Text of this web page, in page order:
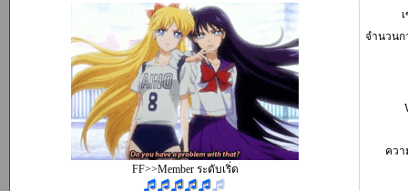
FF>>Member ระดับเริ่ด
จำนวน
คว